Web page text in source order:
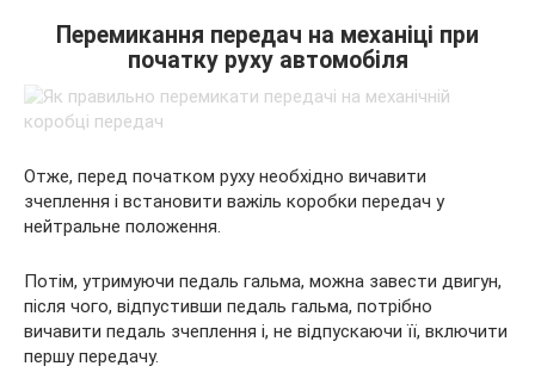
Перемикання передач на механіці при
початку руху автомобіля
Отже, перед початком руху необхідно вичавити
зчеплення і встановити важіль коробки передач у
нейтральне положення.
Потім, утримуючи педаль гальма, можна завести двигун,
після чого, відпустивши педаль гальма, потрібно
вичавити педаль зчеплення і, не відпускаючи її, включити
першу передачу.